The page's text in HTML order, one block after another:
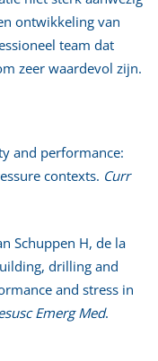
ontwikkeling van
team dat
zeer waardevol zijn.
and performance:
contexts. Curr
Schuppen H, de la
drilling and
and stress in
Emerg Med.